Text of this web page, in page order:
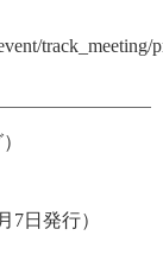
track_meeting/
7日発行）